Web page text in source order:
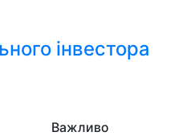
інвестора
Важливо